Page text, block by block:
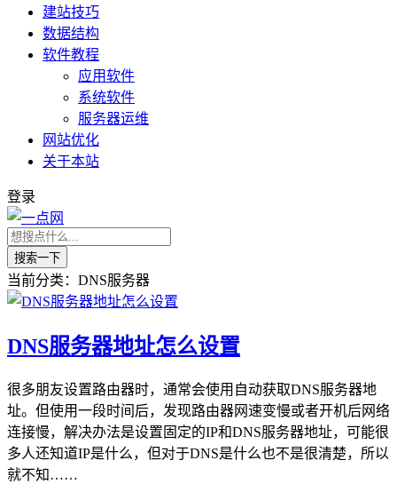
建站技巧
数据结构
软件教程
应用软件
系统软件
服务器运维
网站优化
关于本站
登录
搜索一下
当前分类：DNS服务器
DNS服务器地址怎么设置
很多朋友设置路由器时，通常会使用自动获取DNS服务器地
址。但使用一段时间后，发现路由器网速变慢或者开机后网络
连接慢，解决办法是设置固定的IP和DNS服务器地址，可能很
多人还知道IP是什么，但对于DNS是什么也不是很清楚，所以
就不知……